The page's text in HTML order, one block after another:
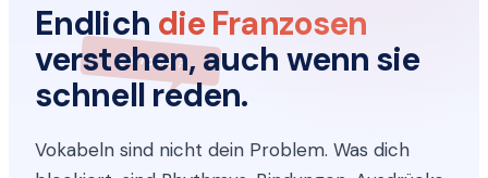
Ça roule ?
Endlich die Franzosen
verstehen, auch wenn sie
schnell reden.
Vokabeln sind nicht dein Problem. Was dich